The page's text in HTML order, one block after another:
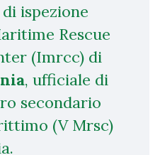
ispezione
Rescue
(Imrcc) di
, ufficiale di
secondario
(V Mrsc)